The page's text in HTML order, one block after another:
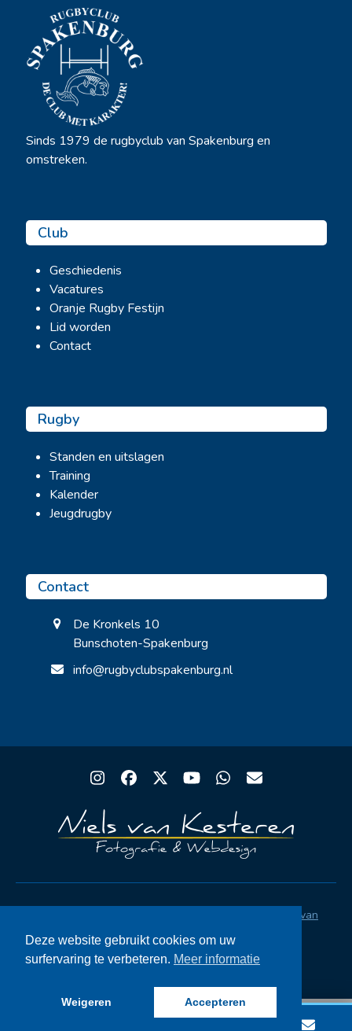
Sinds 1979 de rugbyclub van Spakenburg en
omstreken.
Club
Geschiedenis
Vacatures
Oranje Rugby Festijn
Lid worden
Contact
Rugby
Standen en uitslagen
Training
Kalender
Jeugdrugby
Contact
De Kronkels 10
Bunschoten-Spakenburg
info@rugbyclubspakenburg.nl
Instagram
Facebook
TwitterYouTubeWhatsapp
Email
Niels van
Kesteren
Privacystatement AVG
Deze website gebruikt cookies om uw
surfervaring te verbeteren. Meer informatie
Weigeren Accepteren